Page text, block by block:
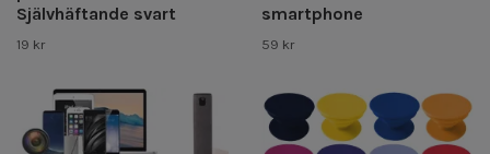
Självhäftande svart
19 kr
smartphone
59 kr